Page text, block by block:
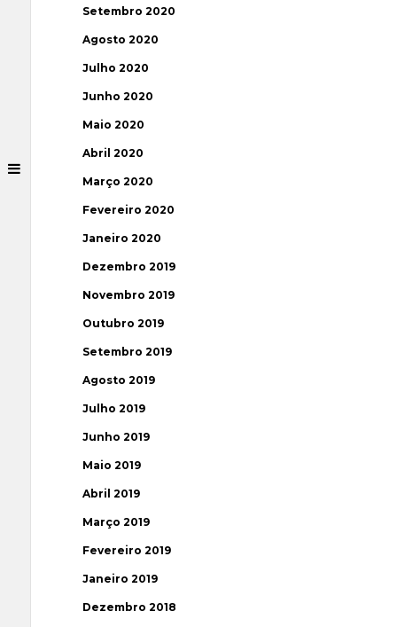
Setembro 2020
Agosto 2020
Julho 2020
Junho 2020
Maio 2020
Abril 2020
Março 2020
Fevereiro 2020
Janeiro 2020
Dezembro 2019
Novembro 2019
Outubro 2019
Setembro 2019
Agosto 2019
Julho 2019
Junho 2019
Maio 2019
Abril 2019
Março 2019
Fevereiro 2019
Janeiro 2019
Dezembro 2018